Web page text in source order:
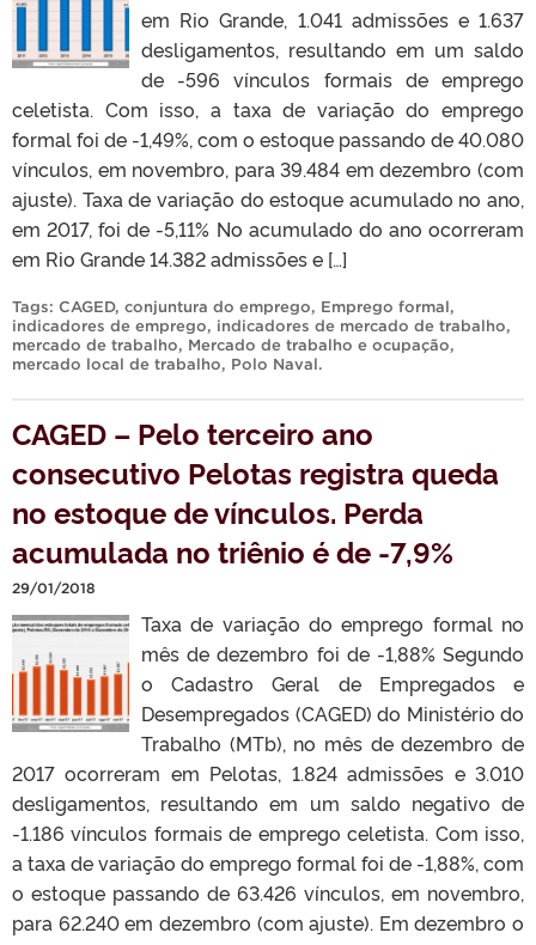
em Rio Grande, 1.041 admissões e 1.637
desligamentos, resultando em um saldo
de -596 vínculos formais de emprego
celetista. Com isso, a taxa de variação do emprego
formal foi de -1,49%, com o estoque passando de 40.080
vínculos, em novembro, para 39.484 em dezembro (com
ajuste). Taxa de variação do estoque acumulado no ano,
em 2017, foi de -5,11% No acumulado do ano ocorreram
em Rio Grande 14.382 admissões e […]
Tags: CAGED, conjuntura do emprego, Emprego formal,
indicadores de emprego, indicadores de mercado de trabalho,
mercado de trabalho, Mercado de trabalho e ocupação,
mercado local de trabalho, Polo Naval.
CAGED – Pelo terceiro ano
consecutivo Pelotas registra queda
no estoque de vínculos. Perda
acumulada no triênio é de -7,9%
29/01/2018
Taxa de variação do emprego formal no
mês de dezembro foi de -1,88% Segundo
o Cadastro Geral de Empregados e
Desempregados (CAGED) do Ministério do
Trabalho (MTb), no mês de dezembro de
2017 ocorreram em Pelotas, 1.824 admissões e 3.010
desligamentos, resultando em um saldo negativo de
-1.186 vínculos formais de emprego celetista. Com isso,
a taxa de variação do emprego formal foi de -1,88%, com
o estoque passando de 63.426 vínculos, em novembro,
para 62.240 em dezembro (com ajuste). Em dezembro o